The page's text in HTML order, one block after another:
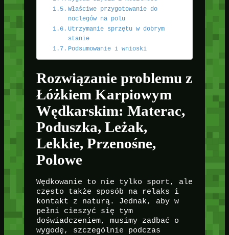
Właściwe przygotowanie do
noclegów na polu
Utrzymanie sprzętu w dobrym
stanie
Podsumowanie i wnioski
Rozwiązanie problemu z
Łóżkiem Karpiowym
Wędkarskim: Materac,
Poduszka, Leżak,
Lekkie, Przenośne,
Polowe
Wędkowanie to nie tylko sport, ale
często także sposób na relaks i
kontakt z naturą. Jednak, aby w
pełni cieszyć się tym
doświadczeniem, musimy zadbać o
wygodę, szczególnie podczas